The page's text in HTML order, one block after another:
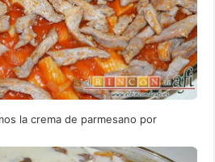
la crema de parmesano por